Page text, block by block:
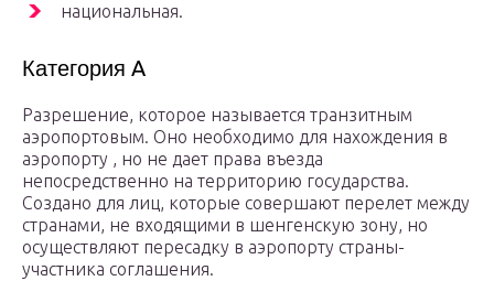
национальная.
Категория A
Разрешение, которое называется транзитным
аэропортовым. Оно необходимо для нахождения в
аэропорту , но не дает права въезда
непосредственно на территорию государства.
Создано для лиц, которые совершают перелет между
странами, не входящими в шенгенскую зону, но
осуществляют пересадку в аэропорту страны-
участника соглашения.